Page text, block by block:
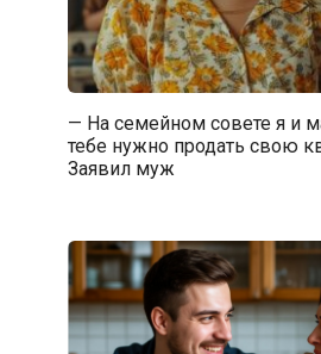
— На семейном совете я и
тебе нужно продать свою
Заявил муж